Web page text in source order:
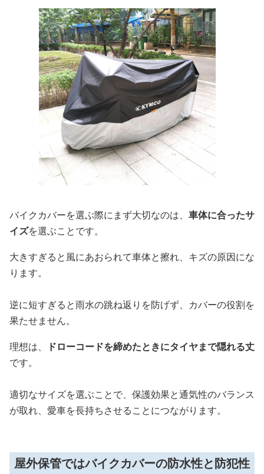
バイクカバーを選ぶ際にまず大切なのは、 車体に合ったサ
イズを選ぶことです。
大きすぎると風にあおられて車体と擦れ、キズの原因にな
ります。
逆に短すぎると雨水の跳ね返りを防げず、カバーの役割を
果たせません。
理想は、
ドローコードを締めたときにタイヤまで隠れる丈
です。
適切なサイズを選ぶことで、保護効果と通気性のバランス
が取れ、愛車を長持ちさせることにつながります。
屋外保管ではバイクカバーの防水性と防犯性